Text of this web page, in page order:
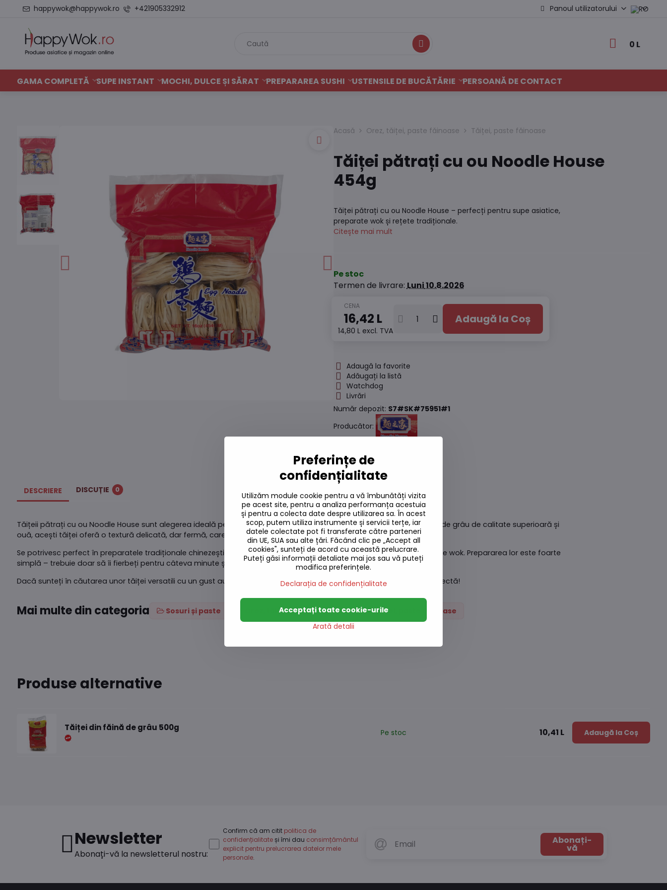
happywok@happywok.ro +421905332912 Panoul utilizatorului
Caută 0 L
GAMA COMPLETĂ SUPE INSTANT MOCHI, DULCE ȘI SĂRAT PREPARAREA SUSHI USTENSILE DE BUCĂTĂRIE PERSOANĂ DE CONTACT
Acasă Orez, tăiței, paste făinoase Tăiței, paste făinoase
Tăiței pătrați cu ou Noodle House
454g
Tăiței pătrați cu ou Noodle House – perfecți pentru supe asiatice,
preparate wok și rețete tradiționale.
Citește mai mult
Pe stoc
Termen de livrare:Luni10.8.2026
16,42 L
14,80 L excl. TVA
Adaugă la Coș
Adaugă la favorite
Adăugați la listă
Watchdog
Livrări
Număr depozit: S7#SK#75951#1
Producător:
DESCRIERE DISCUȚIE 0
Tăițeii pătrați cu ou Noodle House sunt alegerea ideală pentru iubitorii bucătăriei asiatice autentice. Produși din făină de grâu de calitate superioară și
ouă, acești tăiței oferă o textură delicată, dar fermă, care absoarbe excelent sosurile și supele.
Se potrivesc perfect în preparatele tradiționale chinezești și thailandeze, cum ar fi tăițeii cu sos, supele sau mâncărurile wok. Prepararea lor este foarte
simplă – trebuie doar să îi fierbeți pentru câteva minute și să îi asezonați după gust.
Dacă sunteți în căutarea unor tăiței versatili cu un gust autentic, tăițeii pătrați cu ou Noodle House sunt alegerea perfectă!
Mai multe din categoria Sosuri și paste Orez, tăiței, paste făinoase Tăiței, paste făinoase
Produse alternative
Tăiței din făină de grâu 500g Pe stoc 10,41 L Adaugă la Coș
Newsletter
Abonați-vă la newsletterul nostru:
Abonați-
vă
Confirm că am citit politica de
confidențialitateși îmi dau consimțământul
explicit pentru prelucrarea datelor mele
personale.
Preferințe de
confidențialitate
Utilizăm module cookie pentru a vă îmbunătăți vizita
pe acest site, pentru a analiza performanța acestuia
și pentru a colecta date despre utilizarea sa. În acest
scop, putem utiliza instrumente și servicii terțe, iar
datele colectate pot fi transferate către parteneri
din UE, SUA sau alte țări. Făcând clic pe „Accept all
cookies", sunteți de acord cu această prelucrare.
Puteți găsi informații detaliate mai jos sau vă puteți
modifica preferințele.
Declarația de confidențialitate
Arată detalii
Acceptați toate cookie-urile